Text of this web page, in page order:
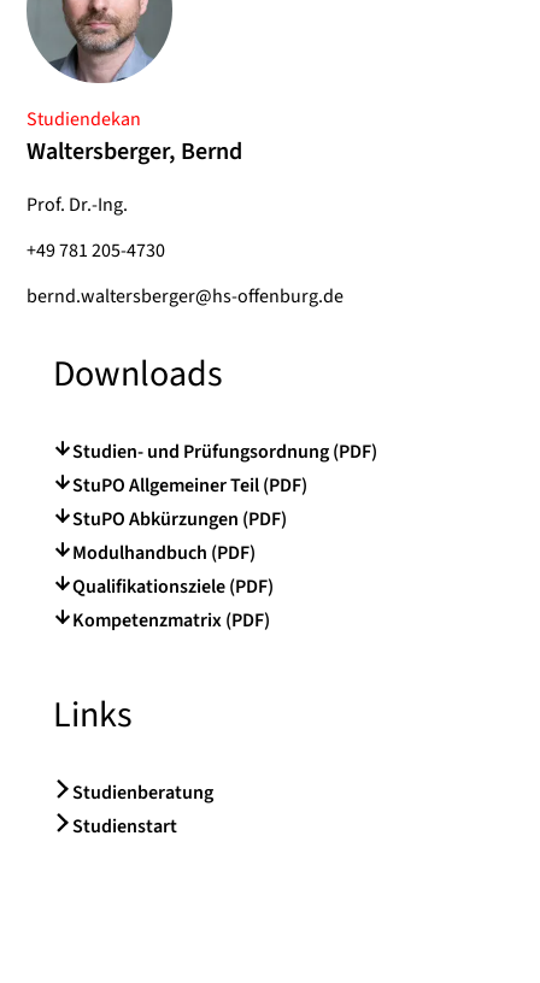
Studiendekan
Waltersberger, Bernd
Prof. Dr.-Ing.
+49 781 205-4730
bernd.waltersberger@hs-offenburg.de
Downloads
Studien- und Prüfungsordnung (PDF)
StuPO Allgemeiner Teil (PDF)
StuPO Abkürzungen (PDF)
Modulhandbuch (PDF)
Qualifikationsziele (PDF)
Kompetenzmatrix (PDF)
Links
Studienberatung
Studienstart